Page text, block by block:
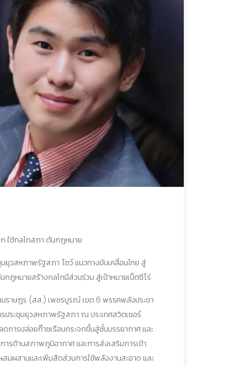
ก ใช้กลไกสภา ดันกฎหมาย
ยุวสหภาพรัฐสภา โชว์ แนวทางขับเคลื่อนไทย สู่
ฎหมายสร้างกลไกมีส่วนร่วม สู่เป้าหมายเน็ตซีโร่
ราษฎร (สส.) เพชรบูรณ์ เขต 6 พรรคพลังประชา
ประชุมยุวสหภาพรัฐสภา ณ ประเทศสวิตเซอร์
การปล่อยก๊าซเรือนกระจกขึ้นสู่ชั้นบรรยากาศ และ
ารด้านสภาพภูมิอากาศ และการส่งเสริมการเข้า
มผสานและเพิ่มสัดส่วนการใช้พลังงานสะอาด และ